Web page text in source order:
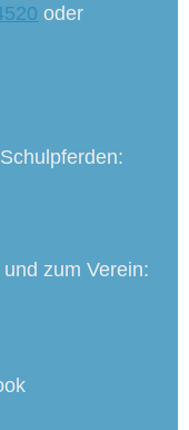
oder
zum Verein: